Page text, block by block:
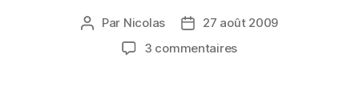
Auteur
l’article
Par Nicolas
Date27 août 2009
3 commentairessur